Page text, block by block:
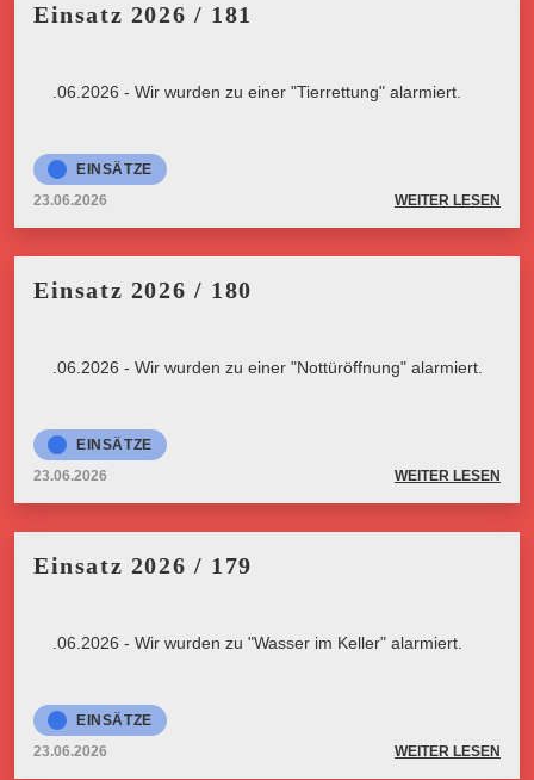
Einsatz 2026 / 181
23.06.2026 - Wir wurden zu einer "Tierrettung" alarmiert.
EINSÄTZE
23.06.2026
WEITER LESEN
Einsatz 2026 / 180
23.06.2026 - Wir wurden zu einer "Nottüröffnung" alarmiert.
EINSÄTZE
23.06.2026
WEITER LESEN
Einsatz 2026 / 179
23.06.2026 - Wir wurden zu "Wasser im Keller" alarmiert.
EINSÄTZE
23.06.2026
WEITER LESEN